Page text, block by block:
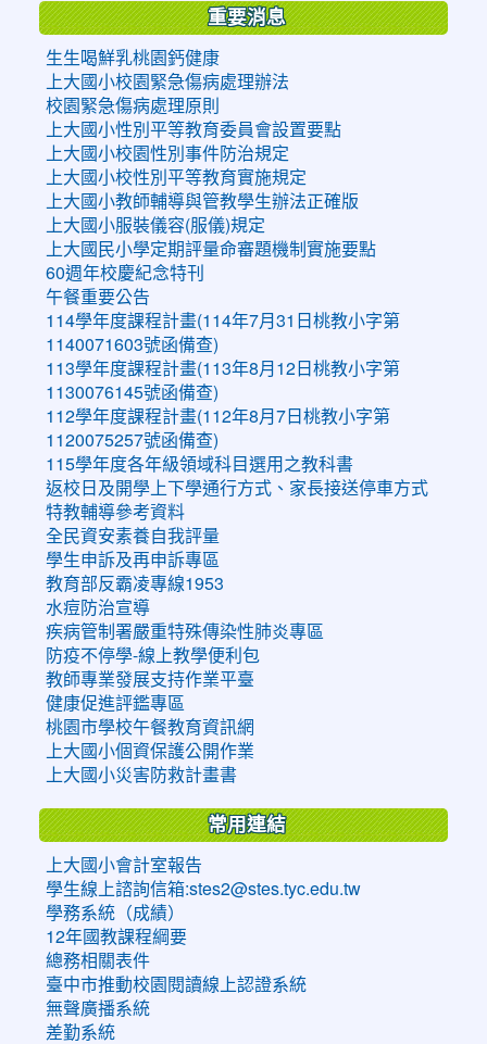
重要消息
生生喝鮮乳桃園鈣健康
上大國小校園緊急傷病處理辦法
校園緊急傷病處理原則
上大國小性別平等教育委員會設置要點
上大國小校園性別事件防治規定
上大國小校性別平等教育實施規定
上大國小教師輔導與管教學生辦法正確版
上大國小服裝儀容(服儀)規定
上大國民小學定期評量命審題機制實施要點
60週年校慶紀念特刊
午餐重要公告
114學年度課程計畫(114年7月31日桃教小字第
1140071603號函備查)
113學年度課程計畫(113年8月12日桃教小字第
1130076145號函備查)
112學年度課程計畫(112年8月7日桃教小字第
1120075257號函備查)
115學年度各年級領域科目選用之教科書
返校日及開學上下學通行方式、家長接送停車方式
特教輔導參考資料
全民資安素養自我評量
學生申訴及再申訴專區
教育部反霸凌專線1953
水痘防治宣導
疾病管制署嚴重特殊傳染性肺炎專區
防疫不停學-線上教學便利包
教師專業發展支持作業平臺
健康促進評鑑專區
桃園市學校午餐教育資訊網
上大國小個資保護公開作業
上大國小災害防救計畫書
常用連結
上大國小會計室報告
學生線上諮詢信箱:stes2@stes.tyc.edu.tw
學務系統（成績）
12年國教課程綱要
總務相關表件
臺中市推動校園閱讀線上認證系統
無聲廣播系統
差勤系統